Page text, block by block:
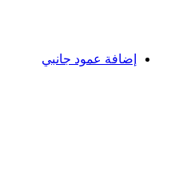
إضافة عمود جانبي